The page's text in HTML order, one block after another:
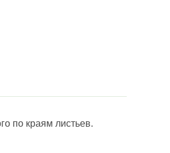
по краям листьев.